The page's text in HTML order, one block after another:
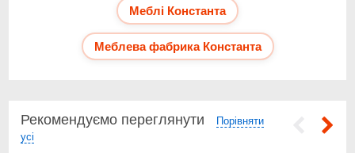
Безкоштовний вибір параметрів бажаного меблевого
Меблі Константа
Меблева фабрика Константа
Рекомендуємо переглянути
Порівняти
усі